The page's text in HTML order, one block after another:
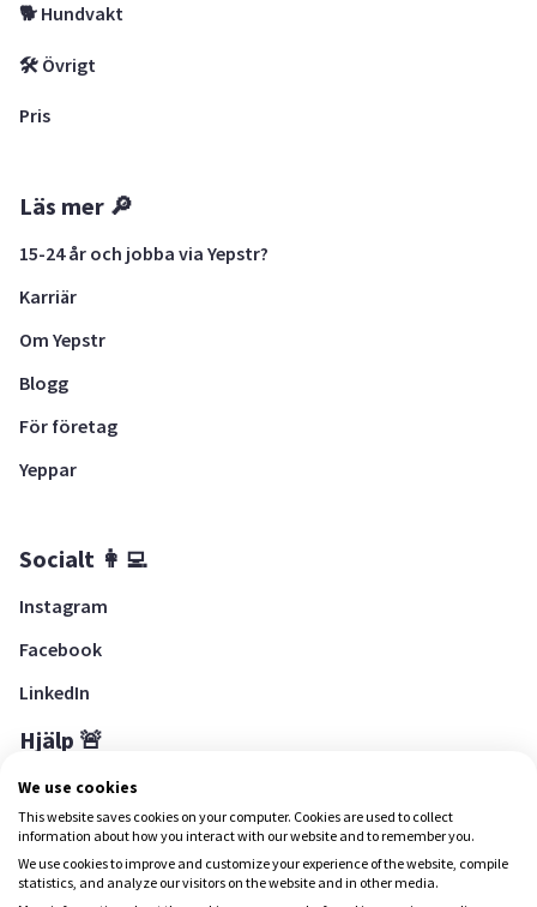
🐕 Hundvakt
🛠 Övrigt
Pris
Läs mer 🔎
15-24 år och jobba via Yepstr?
Karriär
Om Yepstr
Blogg
För företag
Yeppar
Socialt 👩‍💻
Instagram
Facebook
LinkedIn
Hjälp 🚨
Hjälpcenter
Ladda ned Yepstr
We use cookies
This website saves cookies on your computer. Cookies are used to collect
information about how you interact with our website and to remember you.
We use cookies to improve and customize your experience of the website, compile
statistics, and analyze our visitors on the website and in other media.